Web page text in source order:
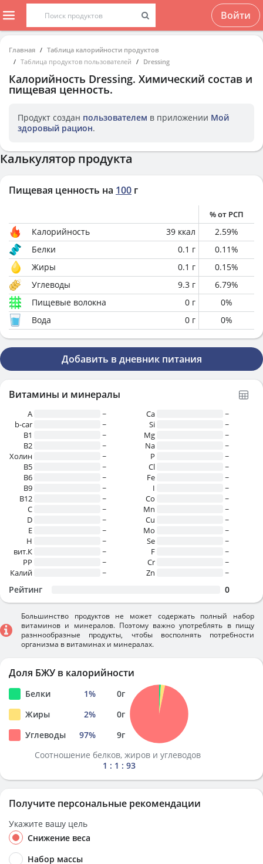
Войти
Главная
Таблица калорийности продуктов
Таблица продуктов пользователей
Dressing
Калорийность Dressing. Химический состав и
пищевая ценность.
Продукт создан пользователем в приложении Мой
здоровый рацион.
Калькулятор продукта
Пищевая ценность на 100 г
% от РСП
Калорийность 39 ккал 2.59%
Белки
0.1 г 0.11%
Жиры
0.1 г 0.15%
Углеводы
9.3 г 6.79%
Пищевые волокна
0 г 0%
Вода
0 г 0%
Добавить в дневник питания
Витамины и минералы
A
~
b-car
~
В1
~
B2
~
Холин
~
B5
~
B6
~
B9
~
B12
~
C
~
D
~
E
~
H
~
вит.К
~
PP
~
Калий
~
Ca
~
Si
~
Mg
~
Na
~
P
~
Cl
~
Fe
~
I
~
Co
~
Mn
~
Cu
~
Mo
~
Se
~
F
~
Cr
~
Zn
~
Рейтинг 0
Большинство продуктов не может содержать полный набор
витаминов и минералов. Поэтому важно употреблять в пищу
разннообразные продукты, чтобы восполнять потребности
организма в витаминах и минералах.
Доля БЖУ в калорийности
Белки 1% 0г
Жиры
2% 0г
Углеводы
97% 9г
Соотношение белков, жиров и углеводов
1 : 1 : 93
Получите персональные рекомендации
Укажите вашу цель
Снижение веса
Набор массы